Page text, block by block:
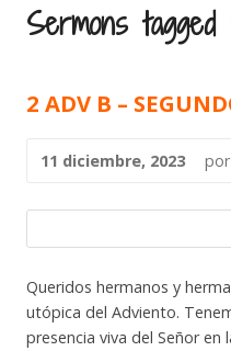
Sermons tagged
2 ADV B –
11 diciembre, 2023 por
Queridos hermanos y
utópica del Adviento.
presencia viva del Señor en